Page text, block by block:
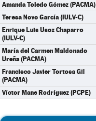
Amanda Toledo Gómez (PACMA)
Teresa Novo García (IULV-C)
Enrique Luis Usoz Chaparro
(IULV-C)
María del Carmen Maldonado
Ureña (PACMA)
Francisco Javier Tortosa Gil
(PACMA)
Víctor Mane Rodríguez (PCPE)